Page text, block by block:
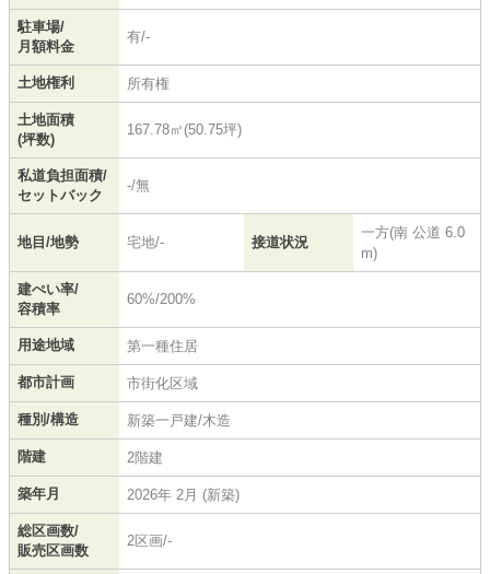
駐車場/
月額料金
有/-
土地権利 所有権
土地面積
(坪数)
167.78㎡(50.75坪)
私道負担面積/
セットバック
-/無
地目/地勢 宅地/- 接道状況
一方(南 公道 6.0
m)
建ぺい率/
容積率
60%/200%
用途地域 第一種住居
都市計画 市街化区域
種別/構造 新築一戸建/木造
階建 2階建
築年月 2026年 2月 (新築)
総区画数/
販売区画数
2区画/-